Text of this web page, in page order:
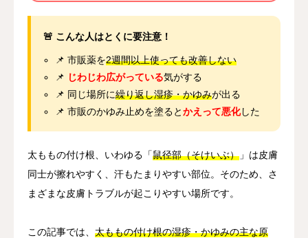
🚨 こんな人はとくに要注意！
📌 市販薬を2週間以上使っても改善しない
📌 じわじわ広がっている気がする
📌 同じ場所に繰り返し湿疹・かゆみが出る
📌 市販のかゆみ止めを塗るとかえって悪化した
太ももの付け根、いわゆる「鼠径部（そけいぶ） 」は皮膚
同士が擦れやすく、汗もたまりやすい部位。そのため、さ
まざまな皮膚トラブルが起こりやすい場所です。
この記事では、 太ももの付け根の湿疹・かゆみの主な原